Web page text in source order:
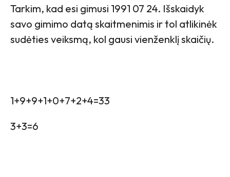
Tarkim, kad esi gimusi 1991 07 24. Išskaidyk
savo gimimo datą skaitmenimis ir tol atlikinėk
sudėties veiksmą, kol gausi vienženklį skaičių.
1+9+9+1+0+7+2+4=33
3+3=6